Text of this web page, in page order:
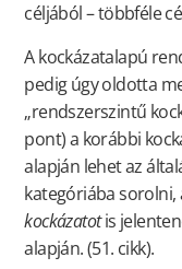
céljából – többféle
A kockázatalapú
pedig úgy oldotta
„rendszerszintű
pont) a korábbi
alapján lehet az
kategóriába sorolni,
kockázatotis
alapján. (51. cikk).